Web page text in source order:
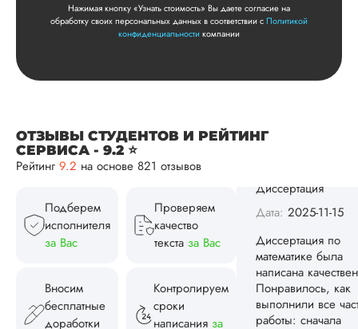
Нажимая кнопку «Узнать стоимость» Вы даете согласие на
обработку своих персональных данных в соответствии сПолитикой
конфиденциальностикомпании
ОТЗЫВЫ СТУДЕНТОВ И РЕЙТИНГ
СЕРВИСА - 9.2 ⭐
Рейтинг 9.2 на основе 821 отзывов
Подберем
исполнителя
за Вас
Проверяем
качество
текста за Вас
Вносим
бесплатные
доработки
Контролируем
сроки
написания за
Читать полный
улыбкой!
Диссертация
Дата: 2025-11-15
Диссертация по
математике была
написана
Понравилось, как
выполнили все
работы: сначала